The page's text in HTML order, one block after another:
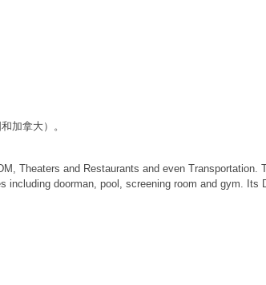
加拿大）。
Theaters and Restaurants and even Transportation.
doorman, pool, screening room and gym. Its